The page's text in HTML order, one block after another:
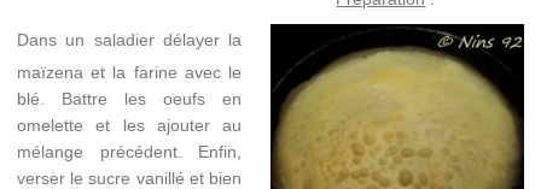
Dans un saladier délayer la
maïzena et la farine avec le
blé. Battre les oeufs en
omelette et les ajouter au
mélange précédent. Enfin,
verser le sucre vanillé et bien